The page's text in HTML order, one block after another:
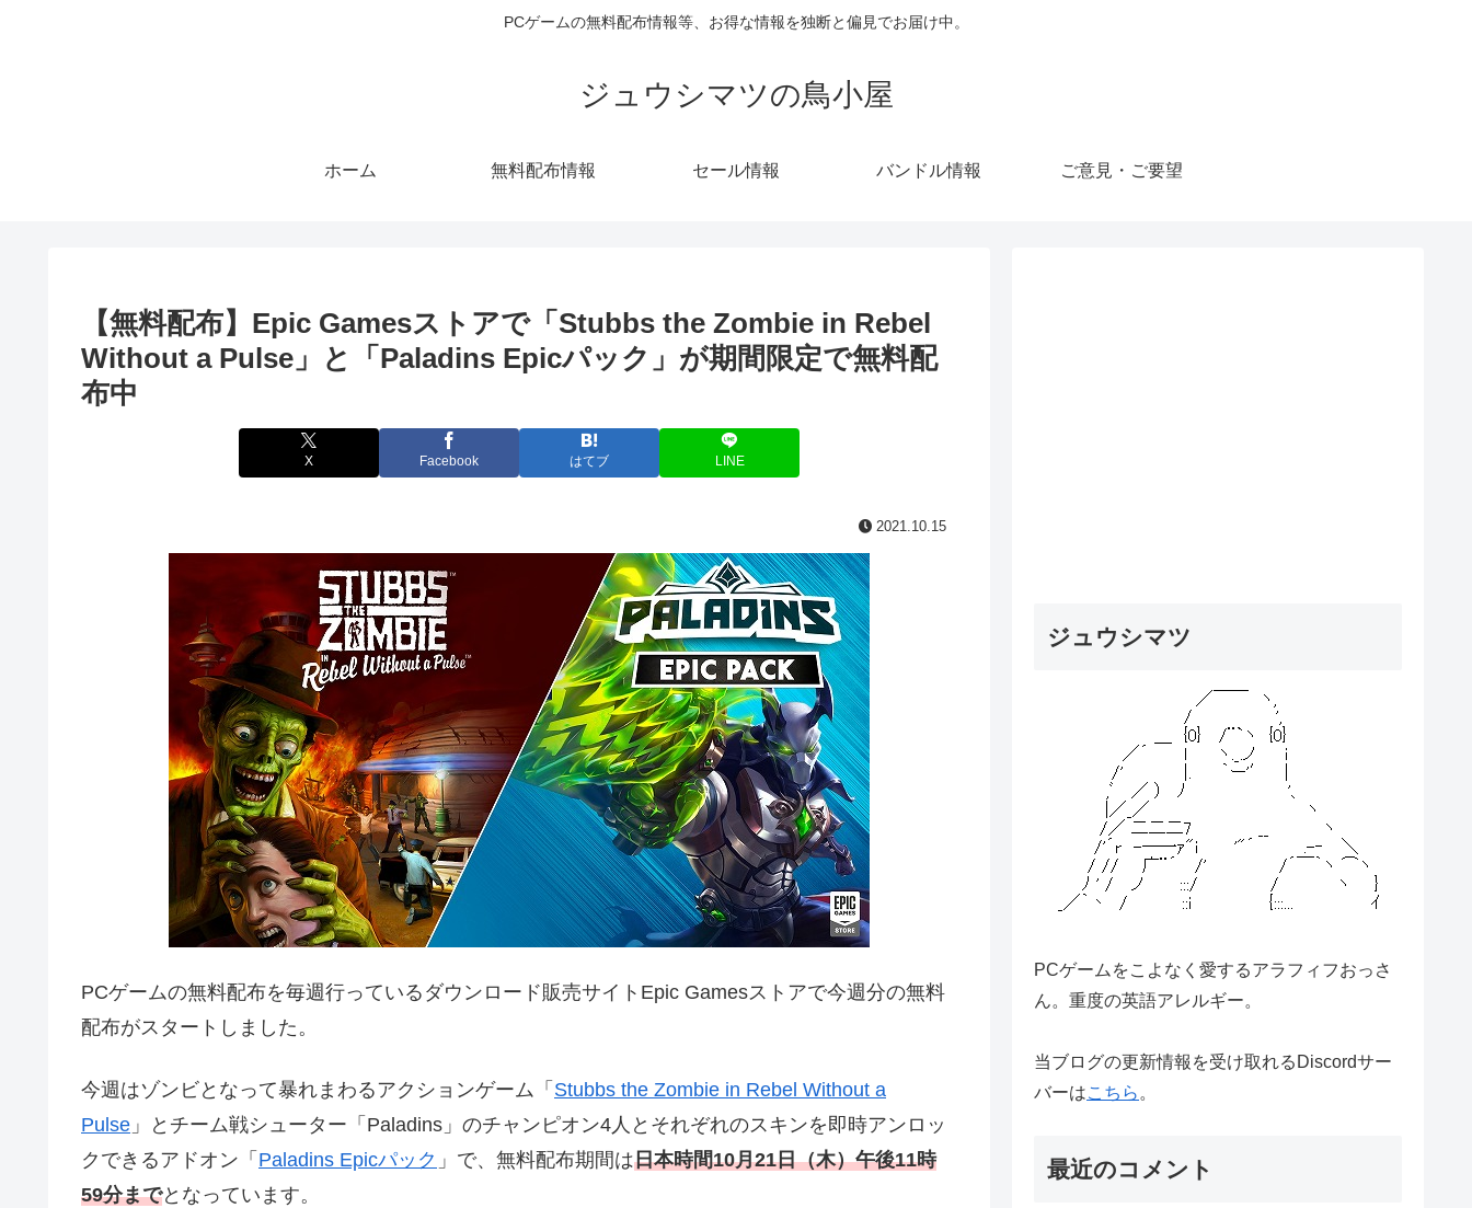
PCゲームの無料配布情報等、お得な情報を独断と偏見でお届け中。
ジュウシマツの鳥小屋
ホーム 無料配布情報 セール情報 バンドル情報 ご意見・ご要望
【無料配布】Epic Gamesストアで「Stubbs the Zombie in Rebel
Without a Pulse」と「Paladins Epicパック」が期間限定で無料配
布中
X Facebook はてブ LINE
2021.10.15
PCゲームの無料配布を毎週行っているダウンロード販売サイトEpic Gamesストアで今週分の無料
配布がスタートしました。
今週はゾンビとなって暴れまわるアクションゲーム「 Stubbs the Zombie in Rebel Without a
Pulse 」とチーム戦シューター「Paladins」のチャンピオン4人とそれぞれのスキンを即時アンロッ
クできるアドオン「 Paladins Epicパック 」で、無料配布期間は日本時間10月21日（木）午後11時
59分までとなっています。
ジュウシマツ
PCゲームをこよなく愛するアラフィフおっさ
ん。重度の英語アレルギー。
当ブログの更新情報を受け取れるDiscordサー
バーはこちら 。
最近のコメント